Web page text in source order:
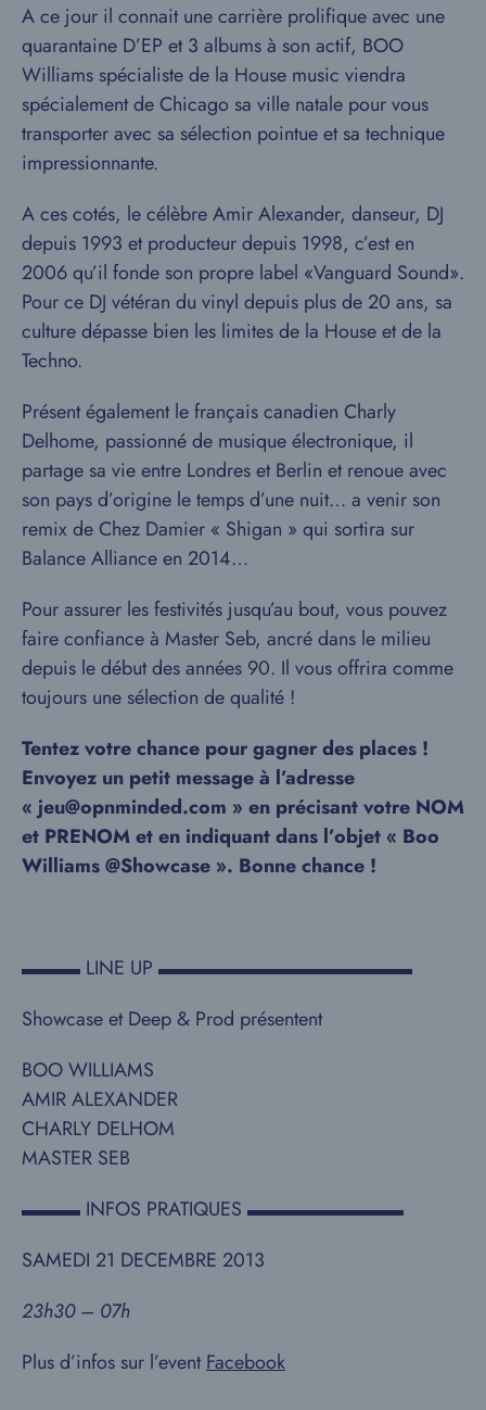
A ce jour il connait une carrière prolifique avec une
quarantaine D’EP et 3 albums à son actif, BOO
Williams spécialiste de la House music viendra
spécialement de Chicago sa ville natale pour vous
transporter avec sa sélection pointue et sa technique
impressionnante.
A ces cotés, le célèbre Amir Alexander, danseur, DJ
depuis 1993 et producteur depuis 1998, c’est en
2006 qu’il fonde son propre label «Vanguard Sound».
Pour ce DJ vétéran du vinyl depuis plus de 20 ans, sa
culture dépasse bien les limites de la House et de la
Techno.
Présent également le français canadien Charly
Delhome, passionné de musique électronique, il
partage sa vie entre Londres et Berlin et renoue avec
son pays d’origine le temps d’une nuit… a venir son
remix de Chez Damier « Shigan » qui sortira sur
Balance Alliance en 2014…
Pour assurer les festivités jusqu’au bout, vous pouvez
faire confiance à Master Seb, ancré dans le milieu
depuis le début des années 90. Il vous offrira comme
toujours une sélection de qualité !
Tentez votre chance pour gagner des places !
Envoyez un petit message à l’adresse
« jeu@opnminded.com » en précisant votre NOM
et PRENOM et en indiquant dans l’objet « Boo
Williams @Showcase ». Bonne chance !
▬▬▬ LINE UP ▬▬▬▬▬▬▬▬▬▬▬▬▬
Showcase et Deep & Prod présentent
BOO WILLIAMS
AMIR ALEXANDER
CHARLY DELHOM
MASTER SEB
▬▬▬ INFOS PRATIQUES ▬▬▬▬▬▬▬▬
SAMEDI 21 DECEMBRE 2013
23h30 – 07h
Plus d’infos sur l’eventFacebook